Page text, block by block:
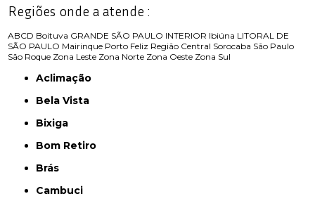
Regiões onde a atende :
ABCD Boituva GRANDE SÃO PAULO INTERIOR Ibiúna LITORAL DE
SÃO PAULO Mairinque Porto Feliz Região Central Sorocaba São Paulo
São Roque Zona Leste Zona Norte Zona Oeste Zona Sul
Aclimação
Bela Vista
Bixiga
Bom Retiro
Brás
Cambuci